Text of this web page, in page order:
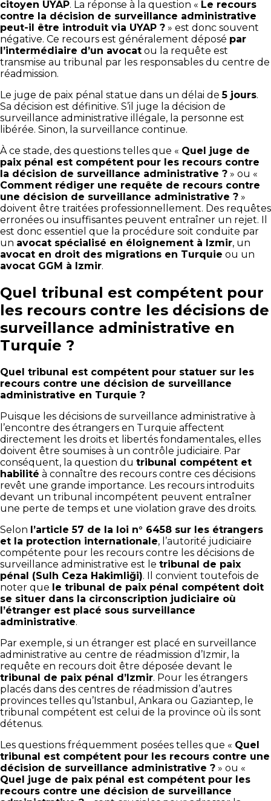
citoyen UYAP. La réponse à la question « Le recours
contre la décision de surveillance administrative
peut-il être introduit via UYAP ? » est donc souvent
négative. Ce recours est généralement déposé par
l’intermédiaire d’un avocat ou la requête est
transmise au tribunal par les responsables du centre de
réadmission.
Le juge de paix pénal statue dans un délai de5 jours.
Sa décision est définitive. S’il juge la décision de
surveillance administrative illégale, la personne est
libérée. Sinon, la surveillance continue.
À ce stade, des questions telles que « Quel juge de
paix pénal est compétent pour les recours contre
la décision de surveillance administrative ? » ou «
Comment rédiger une requête de recours contre
une décision de surveillance administrative ? »
doivent être traitées professionnellement. Des requêtes
erronées ou insuffisantes peuvent entraîner un rejet. Il
est donc essentiel que la procédure soit conduite par
un avocat spécialisé en éloignement à Izmir, un
avocat en droit des migrations en Turquie ou un
avocat GGM à Izmir.
Quel tribunal est compétent pour
les recours contre les décisions de
surveillance administrative en
Turquie ?
Quel tribunal est compétent pour statuer sur les
recours contre une décision de surveillance
administrative en Turquie ?
Puisque les décisions de surveillance administrative à
l’encontre des étrangers en Turquie affectent
directement les droits et libertés fondamentales, elles
doivent être soumises à un contrôle judiciaire. Par
conséquent, la question du tribunal compétent et
habilité à connaître des recours contre ces décisions
revêt une grande importance. Les recours introduits
devant un tribunal incompétent peuvent entraîner
une perte de temps et une violation grave des droits.
Selon l’article 57 de la loi n° 6458 sur les étrangers
et la protection internationale, l’autorité judiciaire
compétente pour les recours contre les décisions de
surveillance administrative est le tribunal de paix
pénal (Sulh Ceza Hakimliği). Il convient toutefois de
noter que le tribunal de paix pénal compétent doit
se situer dans la circonscription judiciaire où
l’étranger est placé sous surveillance
administrative.
Par exemple, si un étranger est placé en surveillance
administrative au centre de réadmission d’Izmir, la
requête en recours doit être déposée devant le
tribunal de paix pénal d’Izmir. Pour les étrangers
placés dans des centres de réadmission d’autres
provinces telles qu’Istanbul, Ankara ou Gaziantep, le
tribunal compétent est celui de la province où ils sont
détenus.
Les questions fréquemment posées telles que « Quel
tribunal est compétent pour les recours contre une
décision de surveillance administrative ? » ou «
Quel juge de paix pénal est compétent pour les
recours contre une décision de surveillance